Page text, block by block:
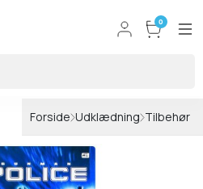
0
Forside Udklædning Tilbehør